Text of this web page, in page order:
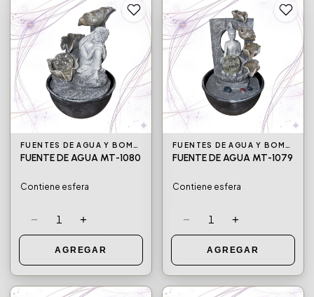
FUENTES DE AGUA Y BOMBAS DE AGUA
FUENTE DE AGUA MT-1080
Contiene esfera
− 1 +
AGREGAR
FUENTES DE AGUA Y BOMBAS DE AGUA
FUENTE DE AGUA MT-1079
Contiene esfera
− 1 +
AGREGAR